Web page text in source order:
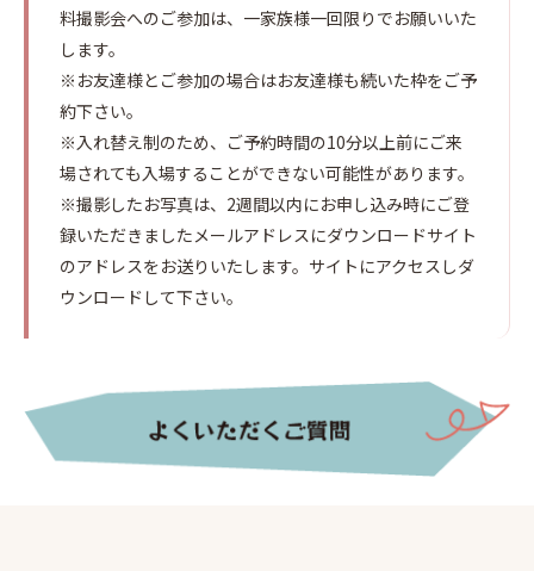
料撮影会へのご参加は、一家族様一回限りでお願いいた
します。
※お友達様とご参加の場合はお友達様も続いた枠をご予
約下さい。
※入れ替え制のため、ご予約時間の10分以上前にご来
場されても入場することができない可能性があります。
※撮影したお写真は、2週間以内にお申し込み時にご登
録いただきましたメールアドレスにダウンロードサイト
のアドレスをお送りいたします。サイトにアクセスしダ
ウンロードして下さい。